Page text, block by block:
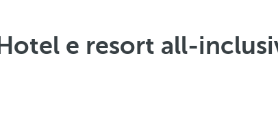
Hotel e resort all-